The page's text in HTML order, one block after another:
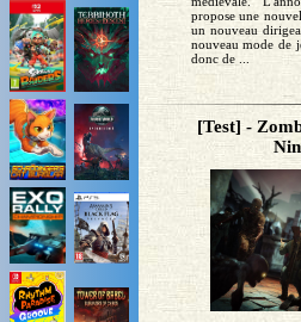
propose une
un nouveau
nouveau mode de
donc de ...
[Test] -